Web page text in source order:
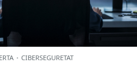
· CIBERSEGURETAT